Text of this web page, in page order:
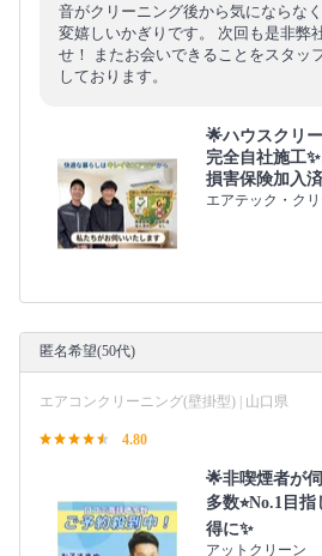
音がクリーニング後から気にならな
変嬉しいかぎりです。 次回も是非弊
せ！ またお会いできることをスタッ
しております。
🌟ハウスクリ
完全自社施工
損害保険加入
エアテック・ク
匿名希望(50代)
エアコンクリーニング(壁掛型) | 山口県
4.80
🌟非喫煙者が
多数⭐︎No.1目
得に✨
アットクリーン